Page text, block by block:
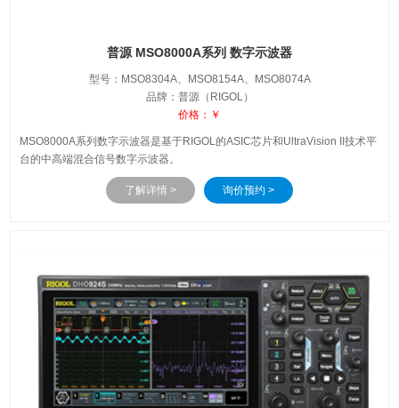
普源 MSO8000A系列 数字示波器
型号：MSO8304A、MSO8154A、MSO8074A
品牌：普源（RIGOL）
价格：￥
MSO8000A系列数字示波器是基于RIGOL的ASIC芯片和UltraVision II技术平
台的中高端混合信号数字示波器。
了解详情 > 询价预约 >